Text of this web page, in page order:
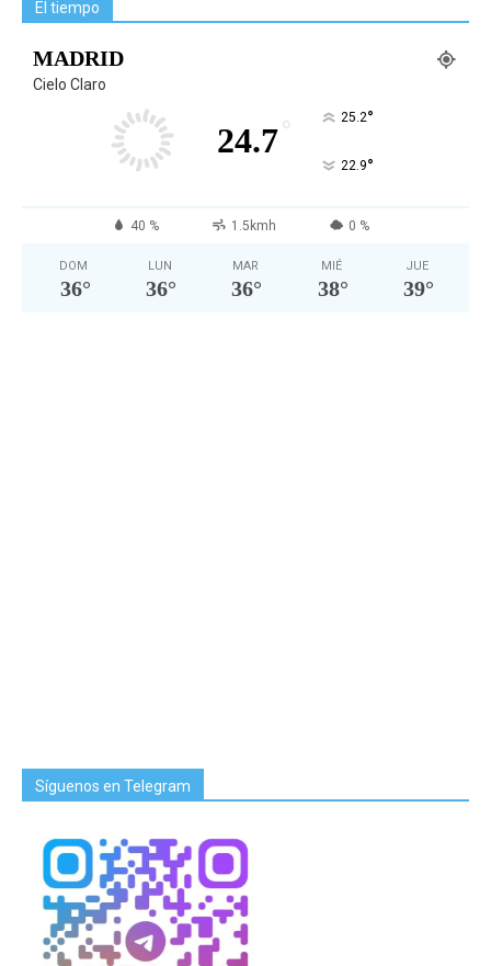
El tiempo
MADRID
Cielo Claro
24.7° 25.2°
22.9°
40 % 1.5kmh 0 %
DOM
36°
LUN
36°
MAR
36°
MIÉ
38°
JUE
39°
Síguenos en Telegram